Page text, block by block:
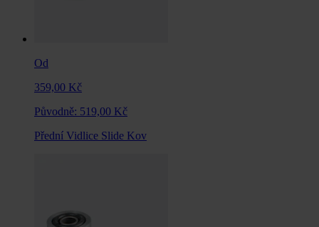
Od
359,00 Kč
Původně: 519,00 Kč
Přední Vidlice Slide Kov